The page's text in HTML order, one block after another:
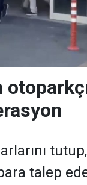
talep